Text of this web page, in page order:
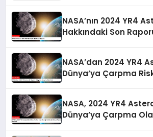
NASA’nın 2024 YR4
Hakkındaki Son
NASA’dan 2024 YR4
Dünya’ya Çarpma
NASA, 2024 YR4
Dünya’ya Çarpma